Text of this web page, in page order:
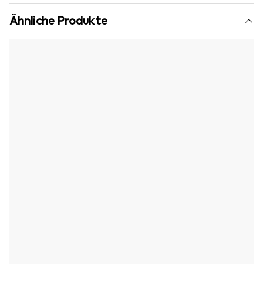
Ähnliche Produkte